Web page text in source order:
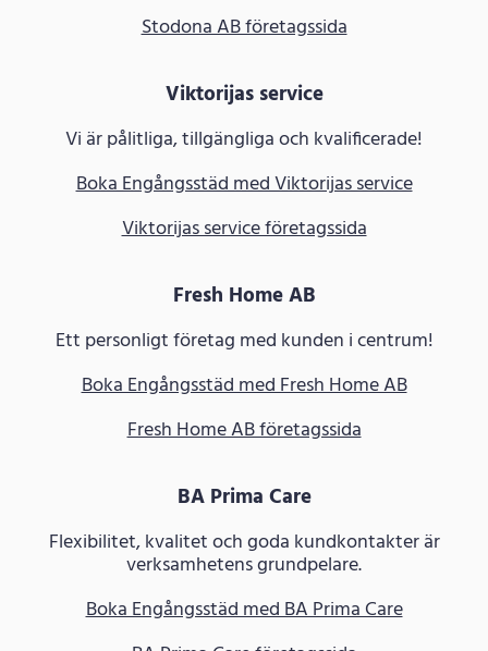
Stodona AB företagssida
Viktorijas service
Vi är pålitliga, tillgängliga och kvalificerade!
Boka Engångsstäd med Viktorijas service
Viktorijas service företagssida
Fresh Home AB
Ett personligt företag med kunden i centrum!
Boka Engångsstäd med Fresh Home AB
Fresh Home AB företagssida
BA Prima Care
Flexibilitet, kvalitet och goda kundkontakter är
verksamhetens grundpelare.
Boka Engångsstäd med BA Prima Care